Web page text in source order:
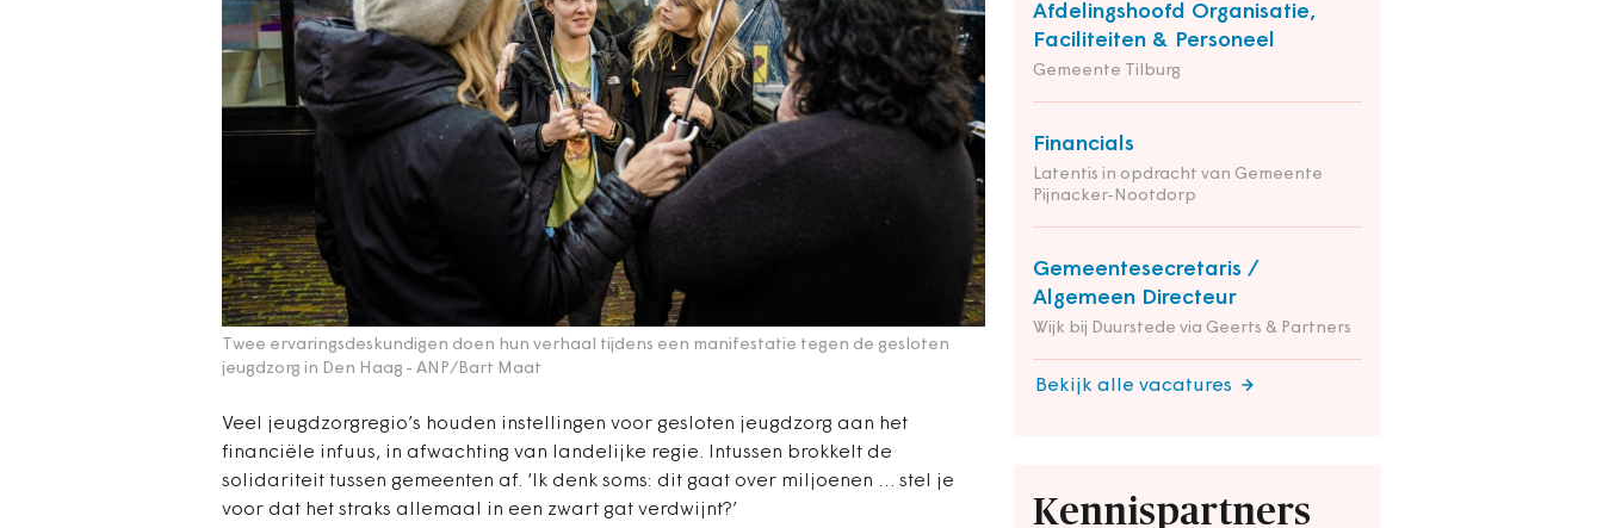
Twee ervaringsdeskundigen doen hun verhaal tijdens een manifestatie tegen de gesloten
jeugdzorg in Den Haag - ANP/Bart Maat
Veel jeugdzorgregio’s houden instellingen voor gesloten jeugdzorg aan het
financiële infuus, in afwachting van landelijke regie. Intussen brokkelt de
solidariteit ­tussen gemeenten af. ‘Ik denk soms: dit gaat over miljoenen … stel je
voor dat het straks allemaal in een zwart gat verdwijnt?’
Afdelingshoofd Organisatie,
Faciliteiten & Personeel
Gemeente Tilburg
Financials
Latentis in opdracht van Gemeente
Pijnacker-Nootdorp
Gemeentesecretaris /
Algemeen Directeur
Wijk bij Duurstede via Geerts & Partners
Bekijk alle vacatures
Kennispartners